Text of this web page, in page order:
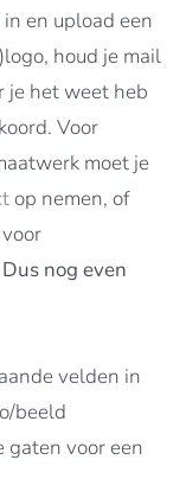
en upload een
houd je mail
je het weet heb
Voor
moet je
op nemen, of
voor
Dus nog even
velden in
beeld
gaten voor een